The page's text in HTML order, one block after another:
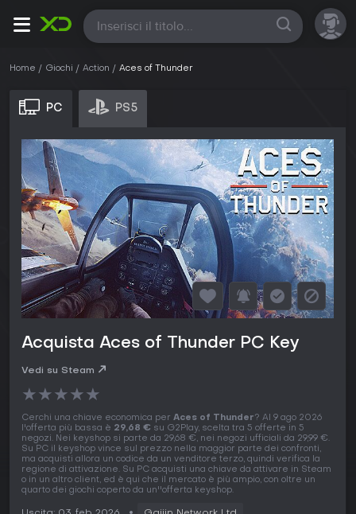
Tutte
Home Giochi Action Aces of Thunder
PC PS5
Acquista Aces of Thunder PC Key
Vedi su Steam
★★★★★
Cerchi una chiave economica per Aces of Thunder? Al 9 ago 2026
l'offerta più bassa è 29,68 € su G2Play, scelta tra 5 offerte in 5
negozi. Nei keyshop si parte da 29,68 €, nei negozi ufficiali da 29,99 €.
Su PC il keyshop vince sul prezzo nella maggior parte dei confronti,
ma acquisti allora un codice da un venditore terzo, quindi verifica la
regione di attivazione. Su PC acquisti una chiave da attivare in Steam
o in un altro client, ed è qui che il mercato è più ampio, con oltre un
quarto dei giochi coperto da un''offerta keyshop.